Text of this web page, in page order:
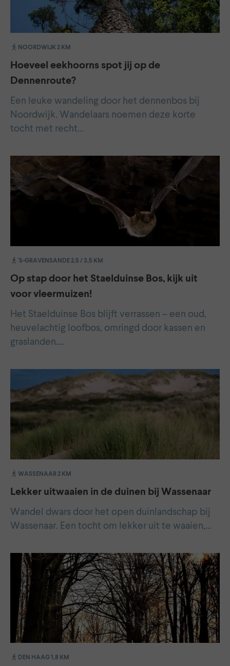
NOORDWIJK 2 KM
Hoeveel eekhoorns spot jij op de
Dennenroute?
Een leuke wandeling door het dennenbos bij
Noordwijk. Wandelaars noemen deze korte
tocht met recht…
'S-GRAVENSANDE 2,5 / 3,5 KM
Op stap door het Staelduinse Bos, kijk uit
voor vleermuizen!
Het Staelduinse Bos blijft verrassen – een oud,
heuvelachtig loofbos, omringd door kassen en
graslanden.…
WASSENAAR 2 KM
Lekker uitwaaien in de duinen bij Wassenaar
Wandel dwars door het open duinlandschap bij
Wassenaar. Een tocht om lekker uit te waaien,…
DEN HAAG 1,8 KM